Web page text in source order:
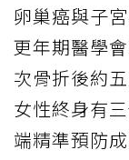
卵巢癌與子
更年期醫學
次骨折後約
女性終身有
端精準預防